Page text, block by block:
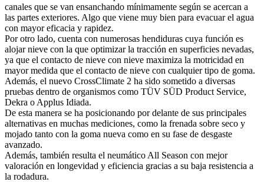
canales que se van ensanchando mínimamente según se acercan a
las partes exteriores. Algo que viene muy bien para evacuar el agua
con mayor eficacia y rapidez.
Por otro lado, cuenta con numerosas hendiduras cuya función es
alojar nieve con la que optimizar la tracción en superficies nevadas,
ya que el contacto de nieve con nieve maximiza la motricidad en
mayor medida que el contacto de nieve con cualquier tipo de goma.
Además, el nuevo CrossClimate 2 ha sido sometido a diversas
pruebas dentro de organismos como TÜV SÜD Product Service,
Dekra o Applus Idiada.
De esta manera se ha posicionando por delante de sus principales
alternativas en muchas mediciones, como la frenada sobre seco y
mojado tanto con la goma nueva como en su fase de desgaste
avanzado.
Además, también resulta el neumático All Season con mejor
valoración en longevidad y eficiencia gracias a su baja resistencia a
la rodadura.